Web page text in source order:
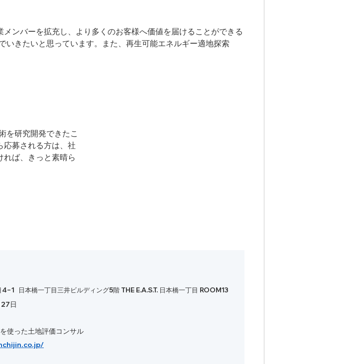
ンバーを拡充し、より多くのお客様へ価値を届けることができる
いきたいと思っています。また、再生可能エネルギー適地探索
を研究開発できたこ
応募される方は、社
ば、きっと素晴ら
日本橋一丁目三井ビルディング5階 THE E.A.S.T. 日本橋一丁目 ROOM13
日
使った土地評価コンサル